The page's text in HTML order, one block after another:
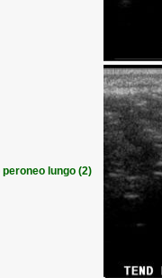
lungo (2)